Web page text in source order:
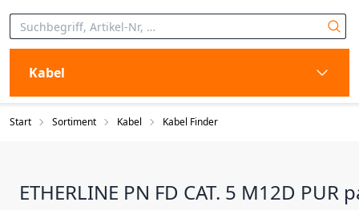
Kabel
Start Sortiment Kabel Kabel Finder
ETHERLINE PN FD CAT. 5 M12D PUR